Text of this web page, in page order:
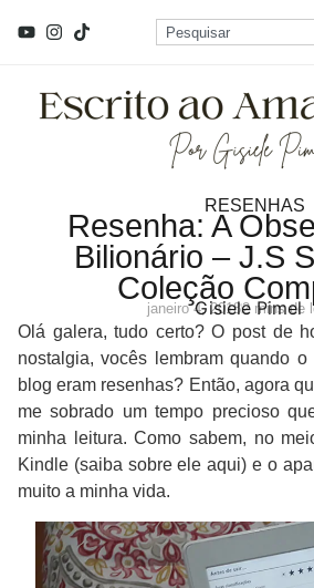
RESENHAS
Resenha: A
Bilionário – J.S
Coleção
Gisiele Pimel
janeiro 4, 20182 mins de
Olá galera, tudo certo? O post de
nostalgia, vocês lembram quando
blog eram resenhas? Então, agora
me sobrado um tempo precioso
minha leitura. Como sabem, no
Kindle (saiba sobre ele aqui) e o
muito a minha vida.